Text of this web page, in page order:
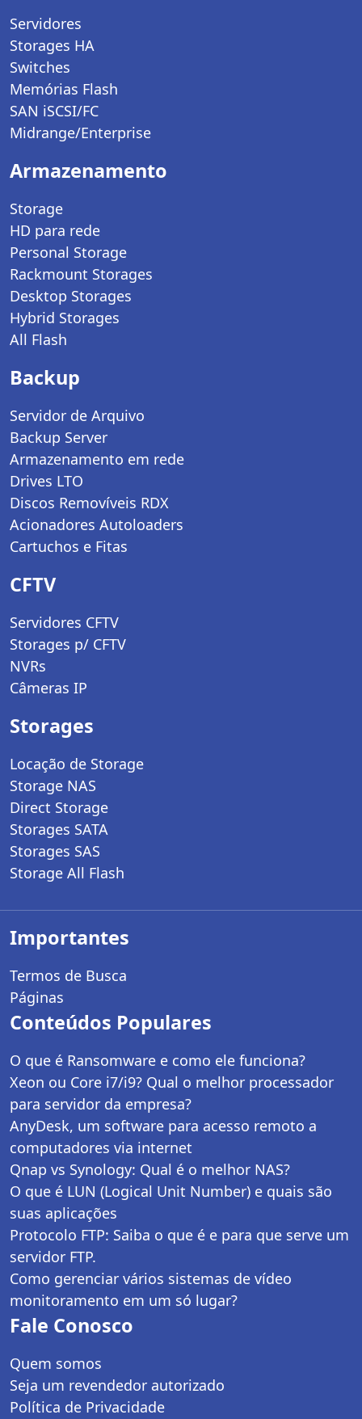
Servidores
Storages HA
Switches
Memórias Flash
SAN iSCSI/FC
Midrange/Enterprise
Armazenamento
Storage
HD para rede
Personal Storage
Rackmount Storages
Desktop Storages
Hybrid Storages
All Flash
Backup
Servidor de Arquivo
Backup Server
Armazenamento em rede
Drives LTO
Discos Removíveis RDX
Acionadores Autoloaders
Cartuchos e Fitas
CFTV
Servidores CFTV
Storages p/ CFTV
NVRs
Câmeras IP
Storages
Locação de Storage
Storage NAS
Direct Storage
Storages SATA
Storages SAS
Storage All Flash
Importantes
Termos de Busca
Páginas
Conteúdos Populares
O que é Ransomware e como ele funciona?
Xeon ou Core i7/i9? Qual o melhor processador
para servidor da empresa?
AnyDesk, um software para acesso remoto a
computadores via internet
Qnap vs Synology: Qual é o melhor NAS?
O que é LUN (Logical Unit Number) e quais são
suas aplicações
Protocolo FTP: Saiba o que é e para que serve um
servidor FTP.
Como gerenciar vários sistemas de vídeo
monitoramento em um só lugar?
Fale Conosco
Quem somos
Seja um revendedor autorizado
Política de Privacidade